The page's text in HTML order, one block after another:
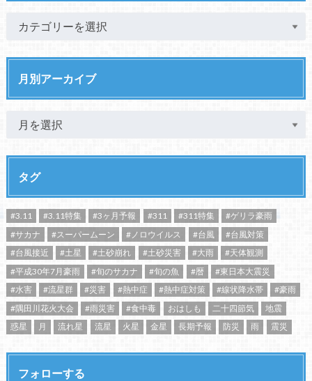
月別アーカイブ
タグ
#3.11 #3.11特集 #3ヶ月予報 #311 #311特集
#ゲリラ豪雨
#サカナ
#スーパームーン #ノロウイルス #台風
#台風対策
#台風接近
#土星 #土砂崩れ #土砂災害 #大雨
#天体観測
#平成30年7月豪雨
#旬のサカナ #旬の魚 #暦
#東日本大震災
#水害
#流星群 #災害 #熱中症 #熱中症対策 #線状降水帯
#豪雨
#隅田川花火大会
#雨災害 #食中毒 おはしも 二十四節気
地震
惑星
月 流れ星 流星 火星 金星 長期予報 防災 雨 震災
フォローする